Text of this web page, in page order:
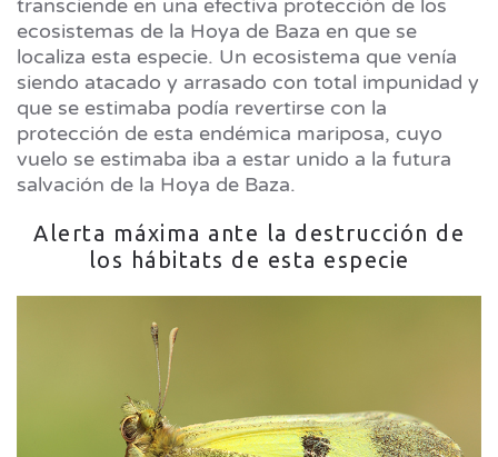
transciende en una efectiva protección de los
ecosistemas de la Hoya de Baza en que se
localiza esta especie. Un ecosistema que venía
siendo atacado y arrasado con total impunidad y
que se estimaba podía revertirse con la
protección de esta endémica mariposa, cuyo
vuelo se estimaba iba a estar unido a la futura
salvación de la Hoya de Baza.
Alerta máxima ante la destrucción de
los hábitats de esta especie